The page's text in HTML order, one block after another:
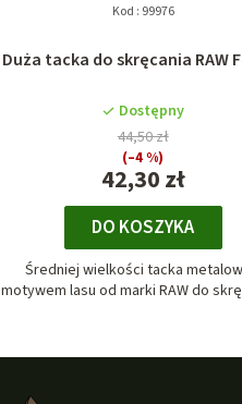
Duża tacka do skręcania RAW
Dostępny
42,30 zł
44,50 zł
(–4 %)
DO KOSZYKA
Średniej wielkości tacka
motywem lasu od marki RAW do
Kod : 99976